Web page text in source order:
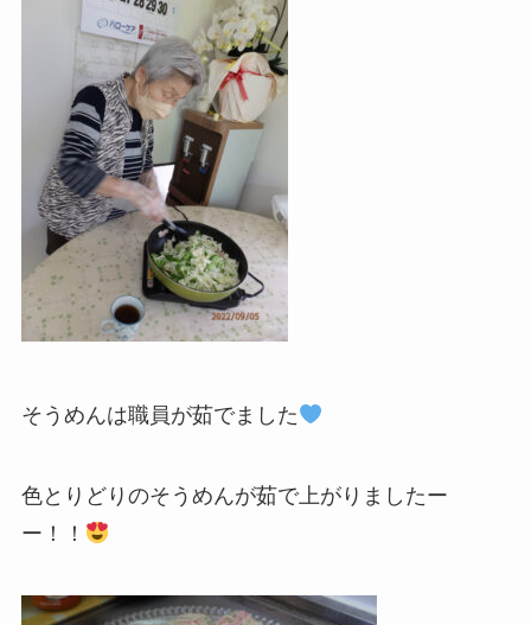
そうめんは職員が茹でました
色とりどりのそうめんが茹で上がりましたー
ー！！